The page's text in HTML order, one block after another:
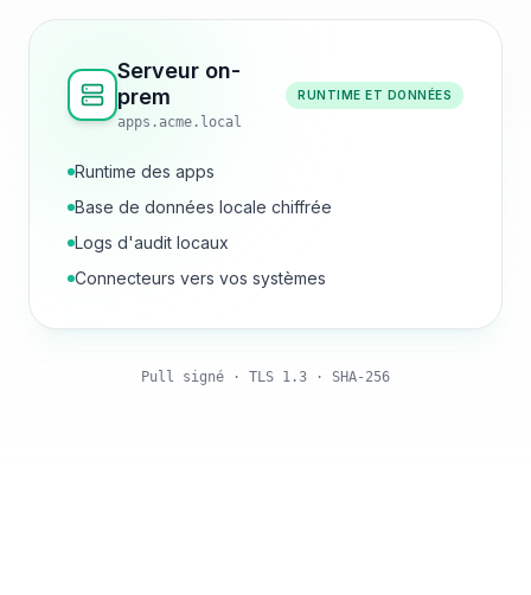
Serveur on-
prem
apps.acme.local
RUNTIME ET DONNÉES
Runtime des apps
Base de données locale chiffrée
Logs d'audit locaux
Connecteurs vers vos systèmes
Pull signé · TLS 1.3 · SHA-256